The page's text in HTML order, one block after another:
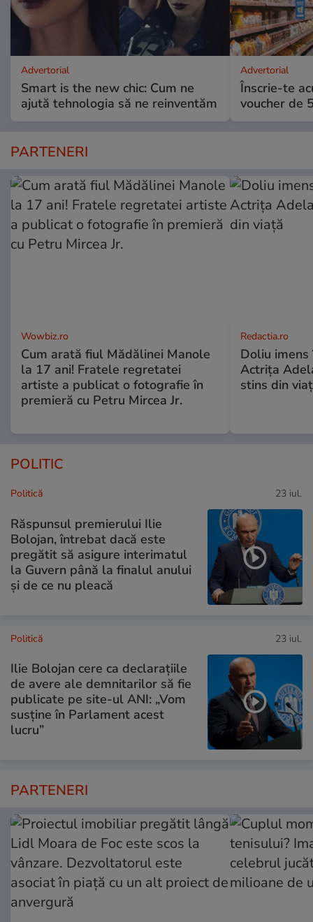
Advertorial
Smart is the new chic: Cum ne
ajută tehnologia să ne reinventăm
Advertorial
Înscrie-te
voucher de
PARTENERI
Wowbiz.ro
Cum arată fiul Mădălinei Manole
la 17 ani! Fratele regretatei
artiste a publicat o fotografie în
premieră cu Petru Mircea Jr.
Redactia.ro
Doliu
Actrița
stins din
POLITIC
Politică 23 iul.
Răspunsul premierului Ilie
Bolojan, întrebat dacă este
pregătit să asigure interimatul
la Guvern până la finalul anului
și de ce nu pleacă
Politică 23 iul.
Ilie Bolojan cere ca declarațiile
de avere ale demnitarilor să fie
publicate pe site-ul ANI: „Vom
susține în Parlament acest
lucru”
PARTENERI